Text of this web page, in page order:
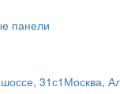
31с1 Москва,